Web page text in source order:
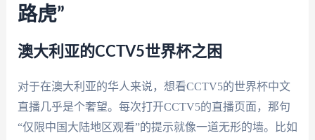
路虎”
澳大利亚的CCTV5世界杯之困
对于在澳大利亚的华人来说，想看CCTV5的世界杯中文
直播几乎是个奢望。每次打开CCTV5的直播页面，那句
“仅限中国大陆地区观看”的提示就像一道无形的墙。比如